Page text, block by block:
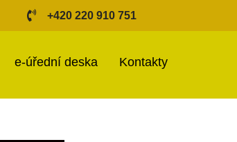
+420 220 910 751
e-úřední deska Kontakty